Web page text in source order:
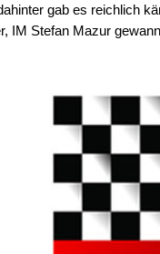
gab es reichlich
IM Stefan Mazur